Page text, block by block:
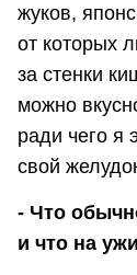
жуков,
от которых
за стенки
можно
ради чего я
свой
- Что
и что на